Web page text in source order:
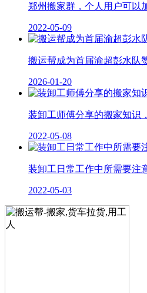
郑州搬家群，个人用户可以
2022-05-09
搬运帮成为首届渝超彭水队
2026-01-20
装卸工师傅分享的搬家知识
2022-05-08
装卸工日常工作中所需要注
2022-05-03